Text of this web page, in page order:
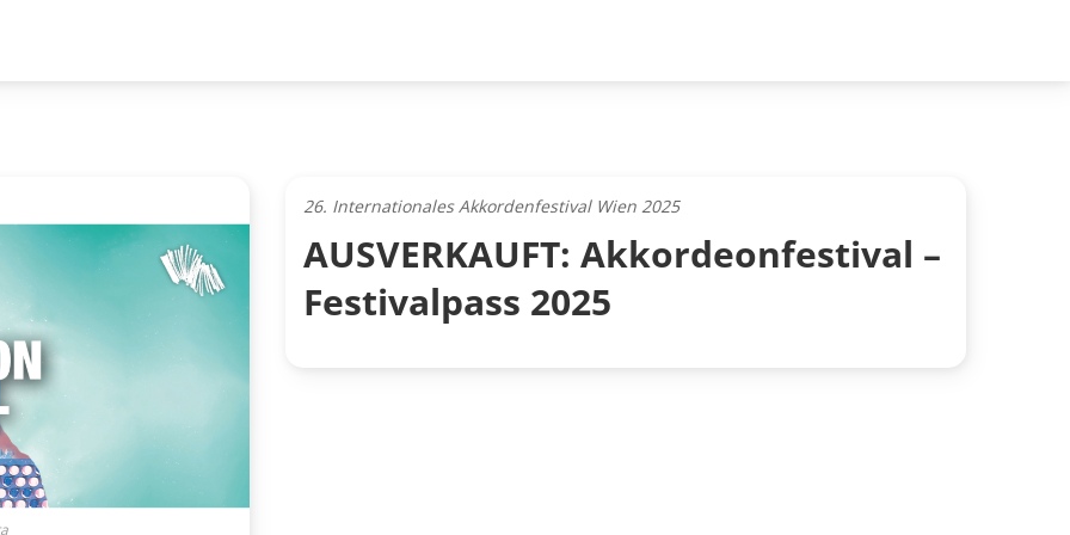
26. Internationales Akkordenfestival Wien 2025
AUSVERKAUFT: Akkordeonfestival –
Festivalpass 2025